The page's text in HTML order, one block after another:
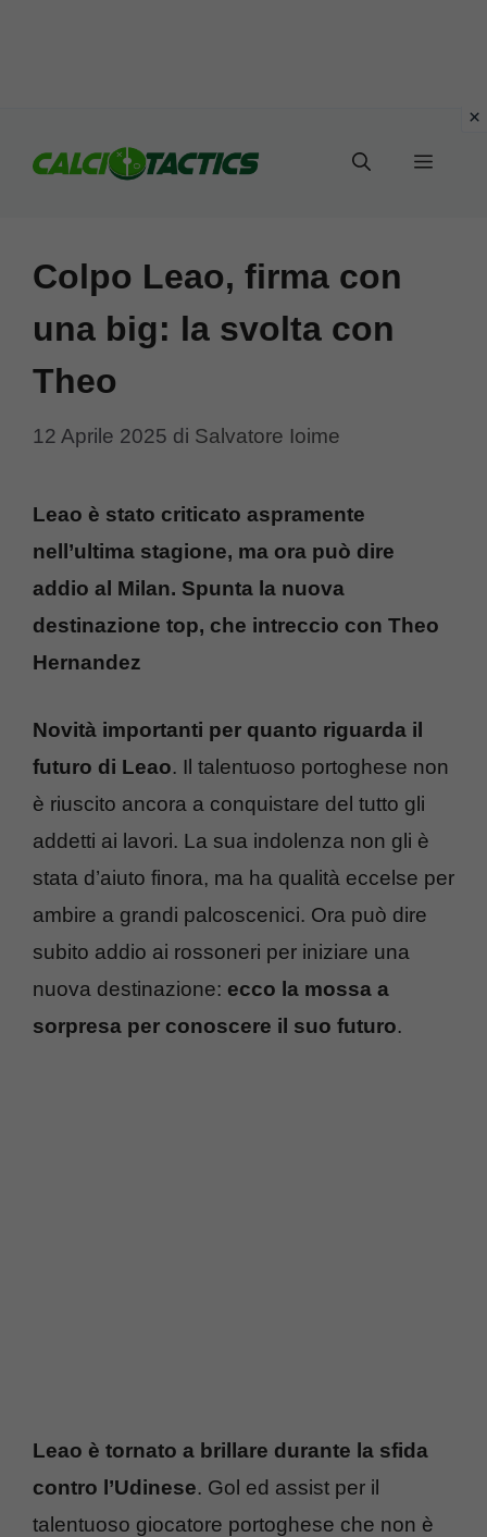
Menu
Colpo Leao, firma con
una big: la svolta con
Theo
12 Aprile 2025 di Salvatore Ioime
Leao è stato criticato aspramente
nell’ultima stagione, ma ora può dire
addio al Milan. Spunta la nuova
destinazione top, che intreccio con Theo
Hernandez
Novità importanti per quanto riguarda il
futuro di Leao. Il talentuoso portoghese non
è riuscito ancora a conquistare del tutto gli
addetti ai lavori. La sua indolenza non gli è
stata d’aiuto finora, ma ha qualità eccelse per
ambire a grandi palcoscenici. Ora può dire
subito addio ai rossoneri per iniziare una
nuova destinazione: ecco la mossa a
sorpresa per conoscere il suo futuro.
Leao è tornato a brillare durante la sfida
contro l’Udinese. Gol ed assist per il
talentuoso giocatore portoghese che non è